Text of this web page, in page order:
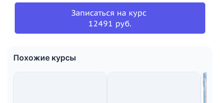
Записаться на курс
12491 руб.
Похожие курсы